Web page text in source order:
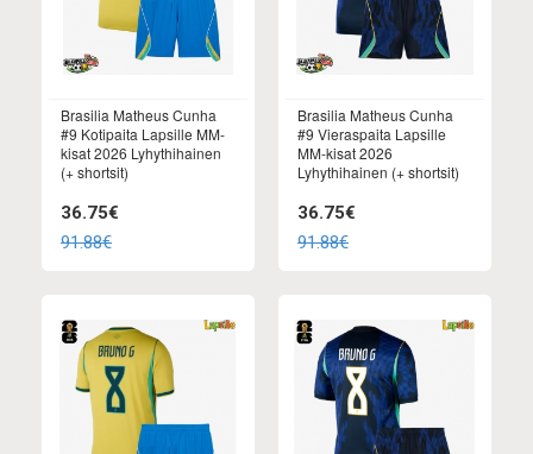
Brasilia Matheus Cunha
#9 Kotipaita Lapsille MM-
kisat 2026 Lyhythihainen
(+ shortsit)
36.75€
91.88€
Brasilia Matheus Cunha
#9 Vieraspaita Lapsille
MM-kisat 2026
Lyhythihainen (+ shortsit)
36.75€
91.88€